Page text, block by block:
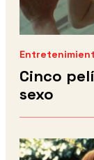
Cinco
sexo